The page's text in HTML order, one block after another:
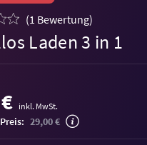
(1 Bewertung)
Laden 3 in 1
inkl. MwSt.
29,00 €